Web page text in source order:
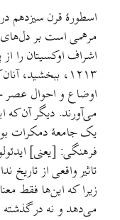
اسطورهٔ قرن سیزدهم در
مرهمی است بر
۱۲۱۳، ببخشید، آنان که از ایجاد یک
اوضاع و احوال عصر
می‌آورند. دیگر آن
یک جامعهٔ دمکرات
فرهنگی: [یعنی]
تاثیر واقعی از تاریخ
زیرا که این‌ها فقط
می‌دهد و نه در گذشته